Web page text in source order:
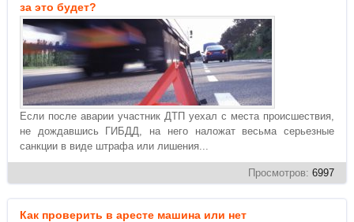
за это будет?
Если после аварии участник ДТП уехал с места происшествия,
не дождавшись ГИБДД, на него наложат весьма серьезные
санкции в виде штрафа или лишения...
Просмотров: 6997
Как проверить в аресте машина или нет